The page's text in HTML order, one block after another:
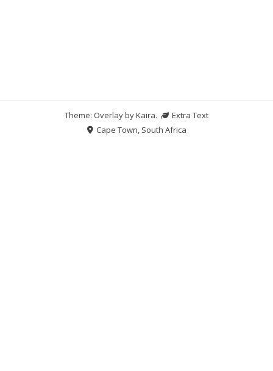
Theme: Overlay byKaira.
Extra Text
Cape Town, South Africa